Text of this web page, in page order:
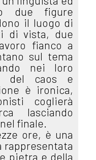
due figure
il luogo di
di vista, due
fianco a
sul tema
nei loro
del caos e
è ironica,
coglierà
lasciando
finale.
ore, è una
rappresentata
pietra e della